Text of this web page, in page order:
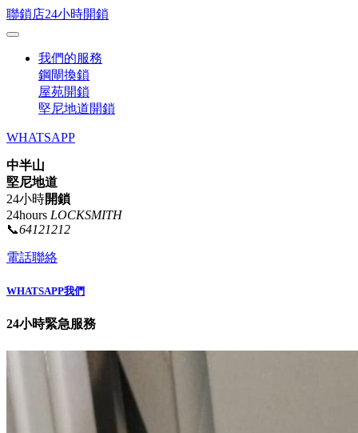
聯鎖店24小時開鎖
我們的服務
鋼閘換鎖
屋苑開鎖
堅尼地道開鎖
WHATSAPP
中半山
堅尼地道
24小時開鎖
24hours LOCKSMITH
📞64121212
電話聯絡
WHATSAPP我們
24小時緊急服務